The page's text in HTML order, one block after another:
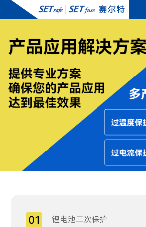
锂电池二次保护